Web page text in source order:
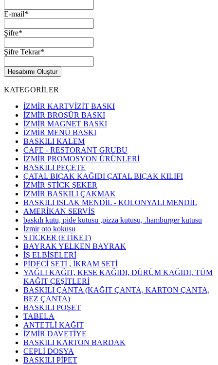
E-mail*
Şifre*
Şifre Tekrar*
Hesabımı Oluştur
KATEGORİLER
İZMİR KARTVİZİT BASKI
İZMİR BROŞÜR BASKI
İZMİR MAGNET BASKI
İZMİR MENÜ BASKI
BASKILI KALEM
CAFE - RESTORANT GRUBU
İZMİR PROMOSYON ÜRÜNLERİ
BASKILI PEÇETE
ÇATAL BIÇAK KAĞIDI ÇATAL BIÇAK KILIFI
İZMİR STİCK ŞEKER
İZMİR BASKILI ÇAKMAK
BASKILI ISLAK MENDİL - KOLONYALI MENDİL
AMERİKAN SERVİS
baskılı kutu, pide kutusu ,pizza kutusu, .hamburger kutusu
İzmir oto kokusu
STİCKER (ETİKET)
BAYRAK YELKEN BAYRAK
İŞ ELBİSELERİ
PİDECİ SETİ , İKRAM SETİ
YAĞLI KAĞIT, KESE KAĞIDI, DÜRÜM KAĞIDI, TÜM
KAĞIT ÇEŞİTLERİ
BASKILI ÇANTA (KAĞIT ÇANTA, KARTON ÇANTA,
BEZ ÇANTA)
BASKILI POŞET
TABELA
ANTETLİ KAĞIT
İZMİR DAVETİYE
BASKILI KARTON BARDAK
CEPLİ DOSYA
BASKILI PİPET